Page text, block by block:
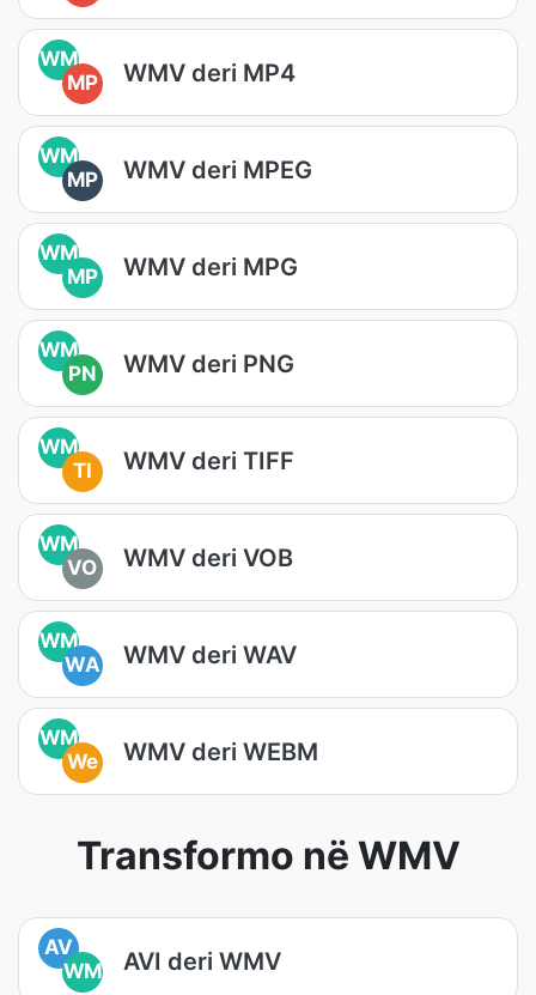
WM
MP
WMV deri MP4
WM
MP
WMV deri MPEG
WM
MP
WMV deri MPG
WM
PN
WMV deri PNG
WM
TI
WMV deri TIFF
WM
VO
WMV deri VOB
WM
WA
WMV deri WAV
WM
We
WMV deri WEBM
Transformo në WMV
AV
WM
AVI deri WMV